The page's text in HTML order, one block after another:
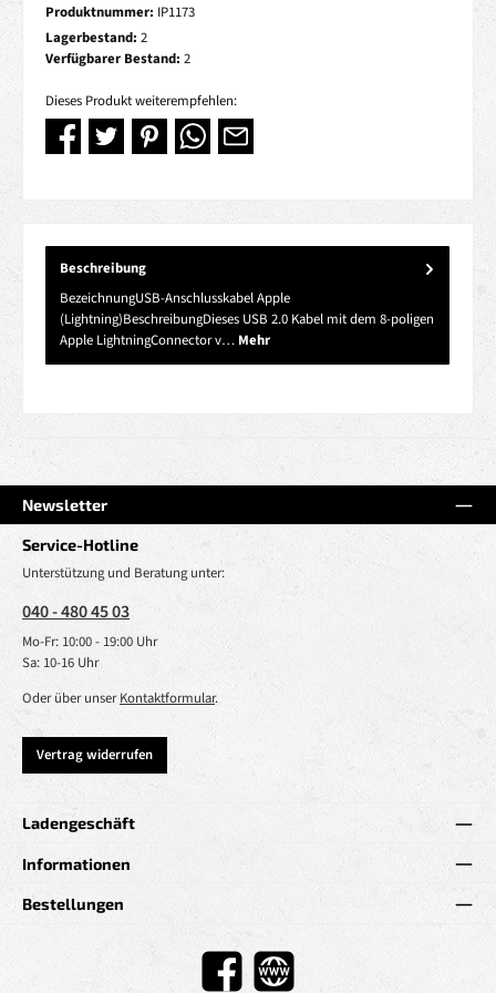
Produktnummer: IP1173
Lagerbestand: 2
Verfügbarer Bestand: 2
Dieses Produkt weiterempfehlen:
Beschreibung
BezeichnungUSB-Anschlusskabel Apple
(Lightning)BeschreibungDieses USB 2.0 Kabel mit dem 8-poligen
Apple LightningConnector v… Mehr
Newsletter
Service-Hotline
Unterstützung und Beratung unter:
040 - 480 45 03
Mo-Fr: 10:00 - 19:00 Uhr
Sa: 10-16 Uhr
Oder über unserKontaktformular.
Vertrag widerrufen
Ladengeschäft
Informationen
Bestellungen
Facebook Website